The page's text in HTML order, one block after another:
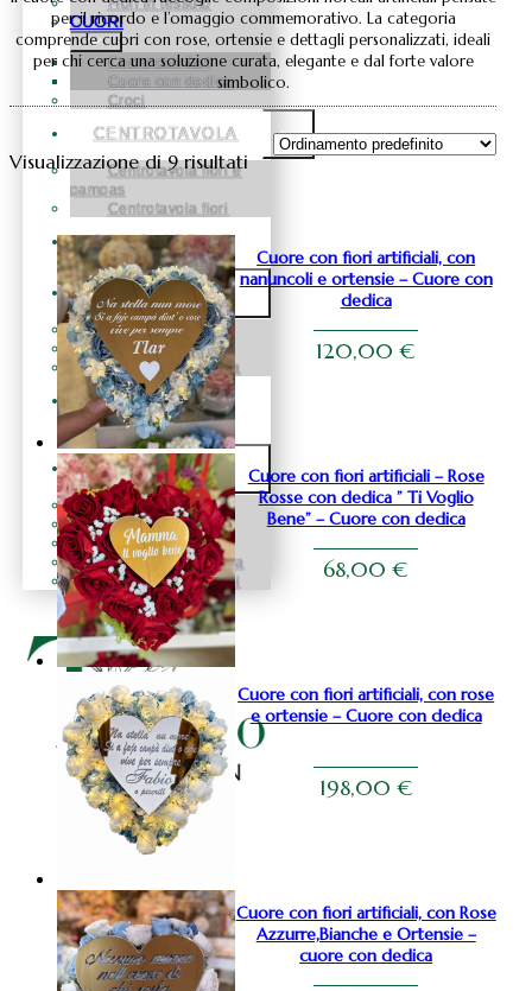
Fiori in tessuto
CUORI
Cuore con fiori
Cuore con dedica
Croci
CENTROTAVOLA
Centrotavola fiori e
pampas
Centrotavola fiori
BOX FLOREALE
FIORI
Fiori in Silicone
Fiori in Tessuto
Fiori in Vetroresina
ROSE
STABILIZZATE
NATALE
Natale Alberelli
Natale palline
Natale fiocchi
Natale centrotavola
Natale decorazioni
per il ricordo e l’omaggio commemorativo. La categoria
comprende cuori con rose, ortensie e dettagli personalizzati, ideali
per chi cerca una soluzione curata, elegante e dal forte valore
simbolico.
Visualizzazione di 9 risultati
Cuore con fiori artificiali, con
nanuncoli e ortensie – Cuore con
dedica
120,00€
Cuore con fiori artificiali – Rose
Rosse con dedica ” Ti Voglio
Bene” – Cuore con dedica
68,00€
Cuore con fiori artificiali, con rose
e ortensie – Cuore con dedica
198,00 €
Cuore con fiori artificiali, con Rose
Azzurre,Bianche e Ortensie –
cuore con dedica